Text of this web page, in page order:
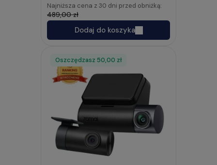
Najniższa cena z 30 dni przed obniżką:
489,00 zł
Dodaj do koszyka
Oszczędzasz 50,00 zł
Rabat